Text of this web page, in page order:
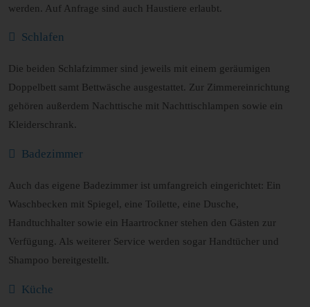
werden. Auf Anfrage sind auch Haustiere erlaubt.
Schlafen
Die beiden Schlafzimmer sind jeweils mit einem geräumigen
Doppelbett samt Bettwäsche ausgestattet. Zur Zimmereinrichtung
gehören außerdem Nachttische mit Nachttischlampen sowie ein
Kleiderschrank.
Badezimmer
Auch das eigene Badezimmer ist umfangreich eingerichtet: Ein
Waschbecken mit Spiegel, eine Toilette, eine Dusche,
Handtuchhalter sowie ein Haartrockner stehen den Gästen zur
Verfügung. Als weiterer Service werden sogar Handtücher und
Shampoo bereitgestellt.
Küche